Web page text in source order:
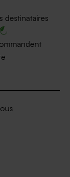
destinataires